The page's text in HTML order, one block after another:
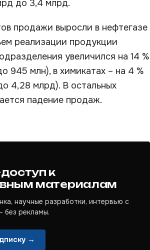
до 3,4 млрд.
продажи выросли в нефтегазе
реализации продукции
увеличился на 14 %
945 млн), в химикатах – на 4 %
4,28 млрд). В остальных
падение продаж.
к
материалам
научные разработки, интервью с
без рекламы.
→